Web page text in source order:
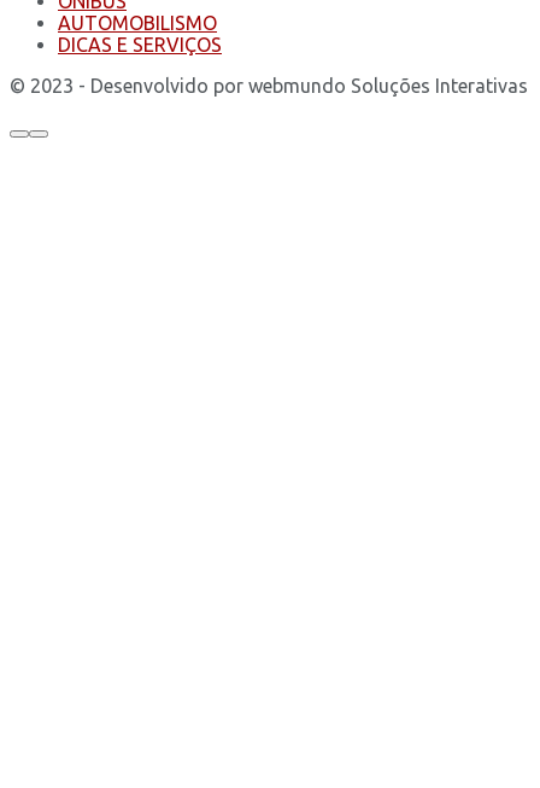
AUTOMOBILISMO
DICAS E SERVIÇOS
© 2023 - Desenvolvido por webmundo Soluções Interativas